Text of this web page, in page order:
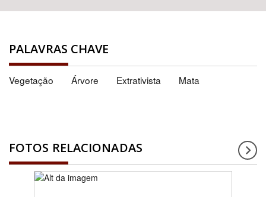
PALAVRAS CHAVE
Vegetação Árvore Extrativista Mata
FOTOS RELACIONADAS